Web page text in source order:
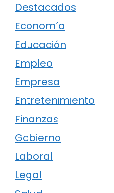
Destacados
Economía
Educación
Empleo
Empresa
Entretenimiento
Finanzas
Gobierno
Laboral
Legal